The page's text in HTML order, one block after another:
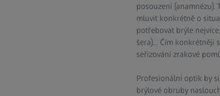
posouzení
mluvit konkrétně o
potřebovat brýle
šera)… Čím konkrétněji
seřizování zrakové
Profesionální optik by
brýlové obruby